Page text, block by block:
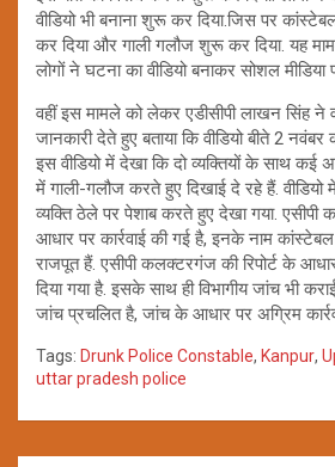
वीडियो भी बनाना शुरू कर दिया.जिस पर
कर दिया और गाली गलौज शुरू कर दिया. यह
लोगों ने घटना का वीडियो बनाकर सोशल मीडिया
वहीं इस मामले को लेकर एडीसीपी लाखन सिंह ने
जानकारी देते हुए बताया कि वीडियो बीते 2
इस वीडियो में देखा कि दो व्यक्तियों के साथ
में गाली-गलौज करते हुए दिखाई दे रहे हैं.
व्यक्ति ठेले पर पेशाब करते हुए देखा गया. एसीपी
आधार पर कार्रवाई की गई है, इनके नाम
राजपूत हैं. एसीपी कलक्टरगंज की रिपोर्ट के
दिया गया है. इसके साथ ही विभागीय जांच भी
जांच प्रचलित है, जांच के आधार पर अग्रिम
Tags: Drunk Police Constable, Kanpur,
uttar pradesh police